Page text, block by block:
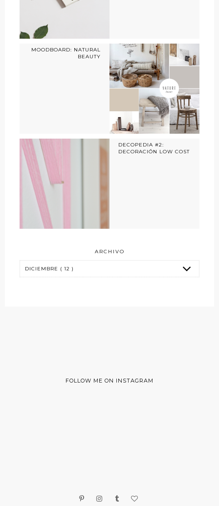
MOODBOARD: NATURAL
BEAUTY
DECOPEDIA #2:
DECORACIÓN LOW COST
ARCHIVO
FOLLOW ME ON INSTAGRAM